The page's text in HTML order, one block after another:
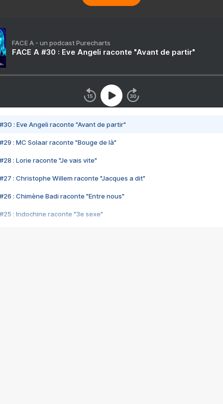
FACE A - un podcast Purecharts
FACE A #30 : Eve Angeli raconte "Avant de partir"
#30 : Eve Angeli raconte "Avant de partir"
#29 : MC Solaar raconte "Bouge de là"
#28 : Lorie raconte "Je vais vite"
#27 : Christophe Willem raconte "Jacques a dit"
#26 : Chimène Badi raconte "Entre nous"
#25 : Indochine raconte "3e sexe"